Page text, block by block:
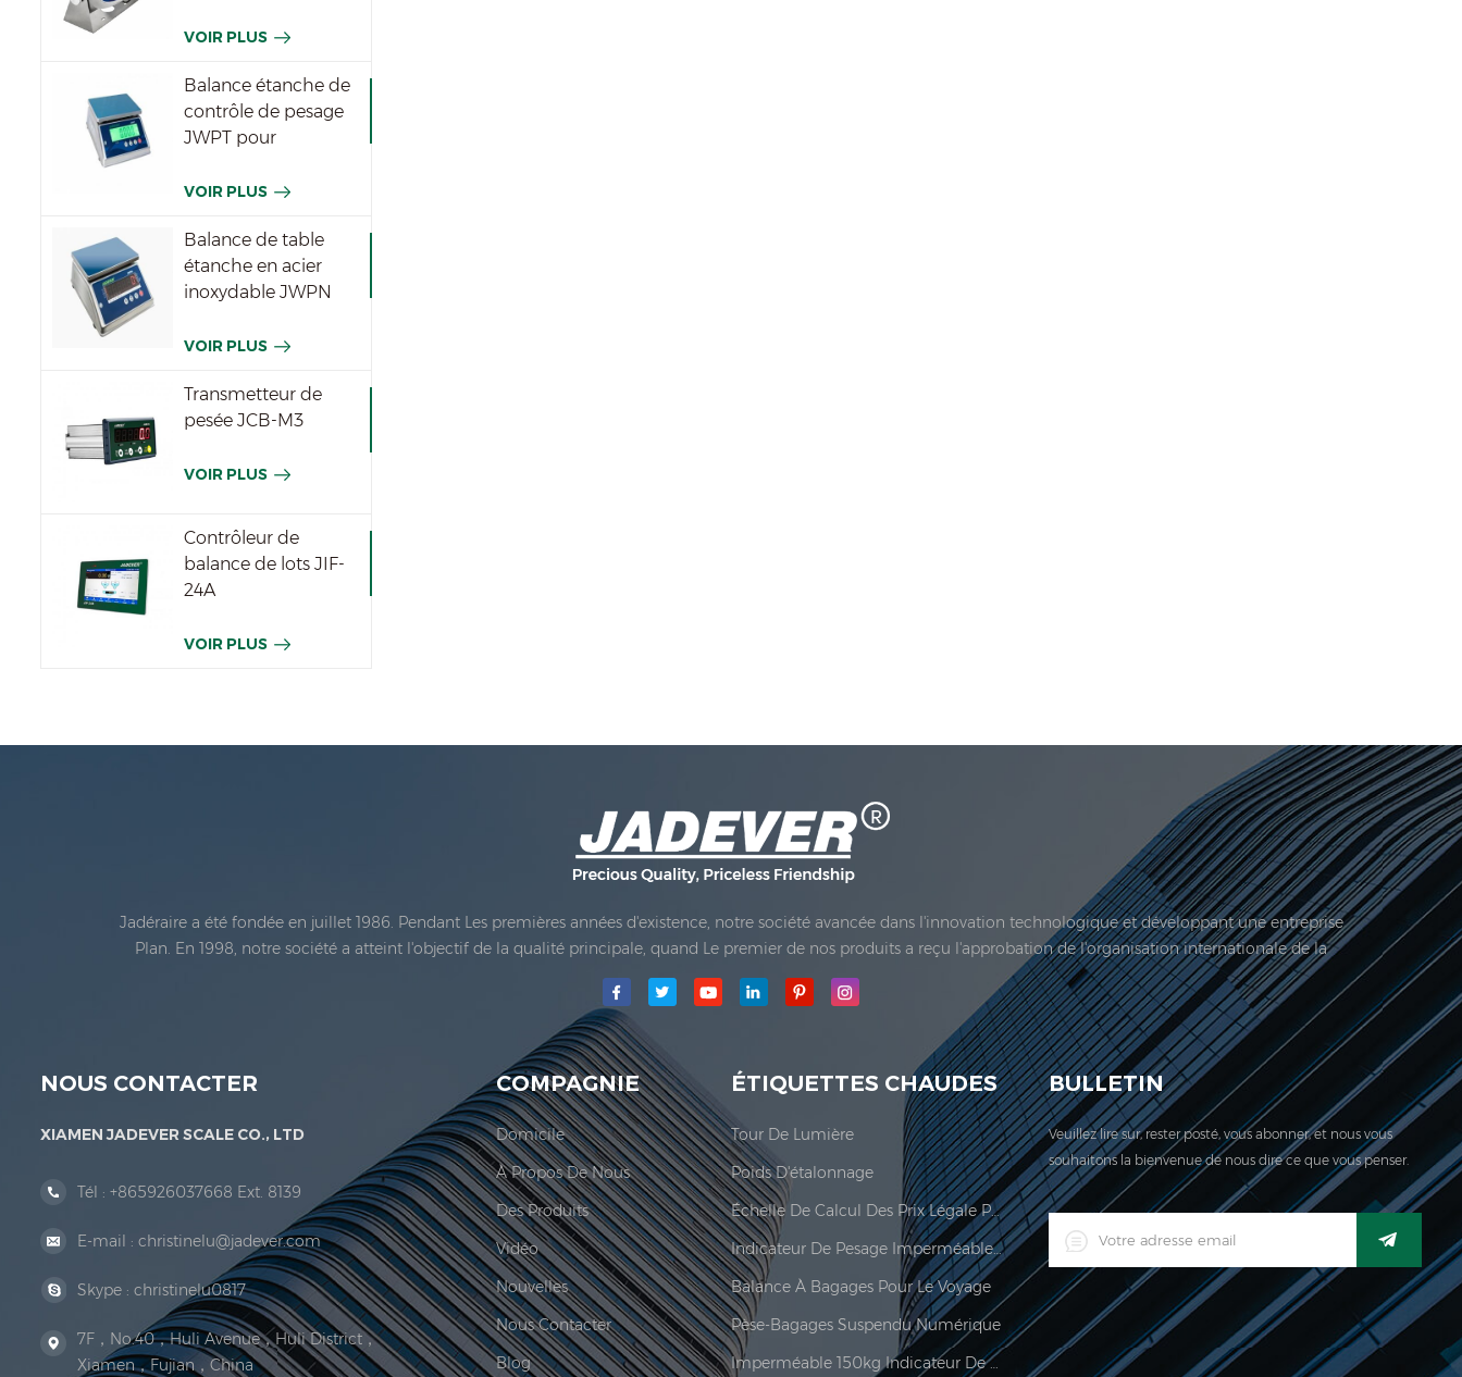
VOIR PLUS
Balance étanche de
contrôle de pesage
JWPT pour
VOIR PLUS
Balance de table
étanche en acier
inoxydable JWPN
VOIR PLUS
Transmetteur de
pesée JCB-M3
VOIR PLUS
Contrôleur de
balance de lots JIF-
24A
VOIR PLUS
Jadéraire a été fondée en juillet 1986. Pendant Les premières années d'existence, notre société avancée dans l'innovation technologique et développant une entreprise
Plan. En 1998, notre société a atteint l'objectif de la qualité principale, quand Le premier de nos produits a reçu l'approbation de l'organisation internationale de la
métrologie légale En 1999, Xiamen Jadéraire Échelle Co., Ltd.a été établie; La principale zone de production de notre société est située ici. En 2006, Jadeur acquis ...
NOUS CONTACTER
XIAMEN JADEVER SCALE CO., LTD
Tél : +865926037668 Ext. 8139
E-mail : christinelu@jadever.com
Skype : christinelu0817
7F，No.40，Huli Avenue，Huli District，
Xiamen，Fujian，China
COMPAGNIE
Domicile
À Propos De Nous
Des Produits
Vidéo
Nouvelles
Nous Contacter
Blog
ÉTIQUETTES CHAUDES
Tour De Lumière
Poids D'étalonnage
Échelle De Calcul Des Prix Légale Pour Le Commerce
Indicateur De Pesage Imperméable Industriel Industriel Numérique LED
Balance À Bagages Pour Le Voyage
Pèse-Bagages Suspendu Numérique
Imperméable 150kg Indicateur De Pesée
BULLETIN
Veuillez lire sur, rester posté, vous abonner, et nous vous
souhaitons la bienvenue de nous dire ce que vous penser.